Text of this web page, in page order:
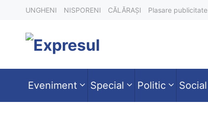
UNGHENI NISPORENI CĂLĂRAȘI Plasare publicitate
Eveniment Special Politic Social